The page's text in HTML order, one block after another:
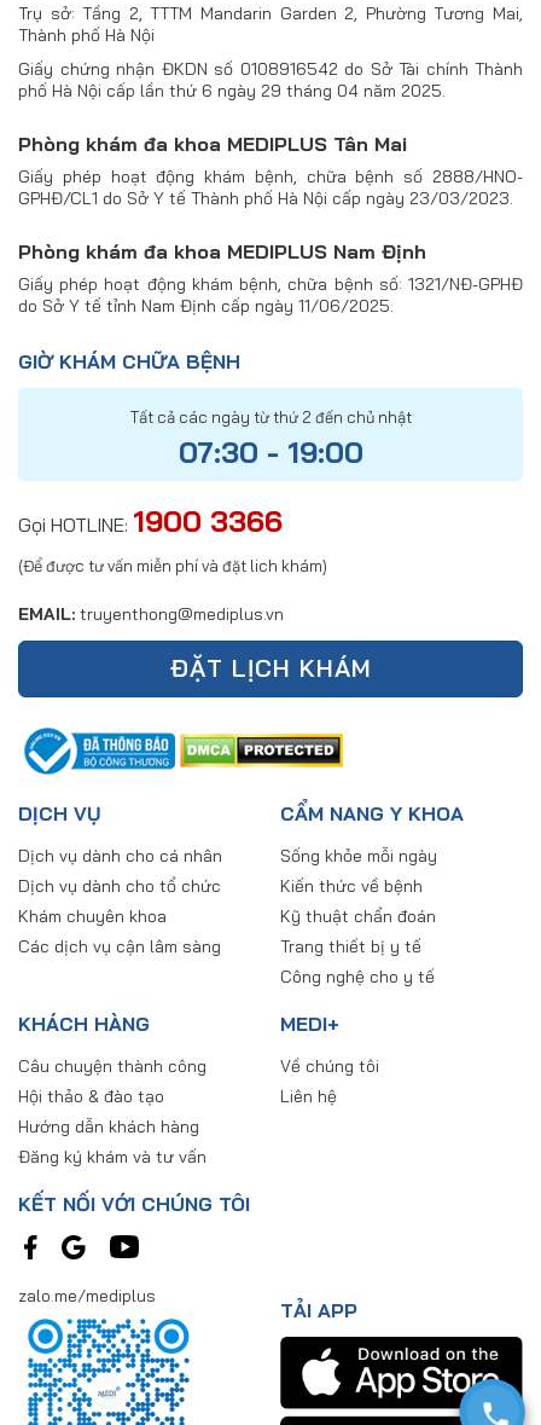
Trụ sở: Tầng 2, TTTM Mandarin Garden 2, Phường Tương Mai,
Thành phố Hà Nội
Giấy chứng nhận ĐKDN số 0108916542 do Sở Tài chính Thành
phố Hà Nội cấp lần thứ 6 ngày 29 tháng 04 năm 2025.
Phòng khám đa khoa MEDIPLUS Tân Mai
Giấy phép hoạt động khám bệnh, chữa bệnh số 2888/HNO-
GPHĐ/CL1 do Sở Y tế Thành phố Hà Nội cấp ngày 23/03/2023.
Phòng khám đa khoa MEDIPLUS Nam Định
Giấy phép hoạt động khám bệnh, chữa bệnh số: 1321/NĐ-GPHĐ
do Sở Y tế tỉnh Nam Định cấp ngày 11/06/2025.
GIỜ KHÁM CHỮA BỆNH
Tất cả các ngày từ thứ 2 đến chủ nhật
07:30 - 19:00
Gọi HOTLINE: 1900 3366
(Để được tư vấn miễn phí và đặt lich khám)
EMAIL: truyenthong@mediplus.vn
ĐẶT LỊCH KHÁM
DỊCH VỤ
Dịch vụ dành cho cá nhân
Dịch vụ dành cho tổ chức
Khám chuyên khoa
Các dịch vụ cận lâm sàng
CẨM NANG Y KHOA
Sống khỏe mỗi ngày
Kiến thức về bệnh
Kỹ thuật chẩn đoán
Trang thiết bị y tế
Công nghệ cho y tế
KHÁCH HÀNG
Câu chuyện thành công
Hội thảo & đào tạo
Hướng dẫn khách hàng
Đăng ký khám và tư vấn
MEDI+
Về chúng tôi
Liên hệ
KẾT NỐI VỚI CHÚNG TÔI
zalo.me/mediplus
TẢI APP